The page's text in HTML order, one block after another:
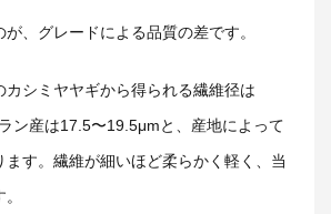
、グレードによる品質の差です。
カシミヤヤギから得られる繊維径は
ン産は17.5〜19.5μmと、産地によって
ます。繊維が細いほど柔らかく軽く、当